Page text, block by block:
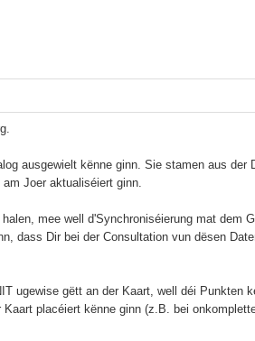
ausgewielt kënne ginn. Sie stamen aus der
Joer aktualiséiert ginn.
mee well d'Synchroniséierung mat dem
dass Dir bei der Consultation vun dësen
ugewise gëtt an der Kaart, well déi Punkten
placéiert kënne ginn (z.B. bei